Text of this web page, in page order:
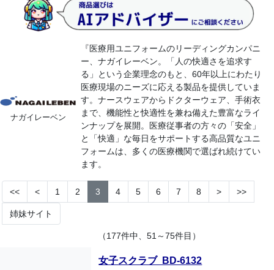
ナガイレーベン
『医療用ユニフォームのリーディングカンパニ
ー、ナガイレーベン。「人の快適さを追求す
る」という企業理念のもと、60年以上にわたり
医療現場のニーズに応える製品を提供していま
す。ナースウェアからドクターウェア、手術衣
まで、機能性と快適性を兼ね備えた豊富なライ
ンナップを展開。医療従事者の方々の「安全」
と「快適」な毎日をサポートする高品質なユニ
フォームは、多くの医療機関で選ばれ続けてい
ます。
<< < 1 2 3 4 5 6 7 8 > >>
姉妹サイト
（177件中、51～75件目）
女子スクラブ BD-6132